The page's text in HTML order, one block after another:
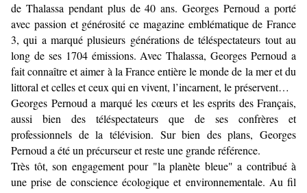
de Thalassa pendant plus de 40 ans. Georges Pernoud a porté
avec passion et générosité ce magazine emblématique de France
3, qui a marqué plusieurs générations de téléspectateurs tout au
long de ses 1704 émissions. Avec Thalassa, Georges Pernoud a
fait connaître et aimer à la France entière le monde de la mer et du
littoral et celles et ceux qui en vivent, l’incarnent, le préservent…
Georges Pernoud a marqué les cœurs et les esprits des Français,
aussi bien des téléspectateurs que de ses confrères et
professionnels de la télévision. Sur bien des plans, Georges
Pernoud a été un précurseur et reste une grande référence.
Très tôt, son engagement pour "la planète bleue" a contribué à
une prise de conscience écologique et environnementale. Au fil